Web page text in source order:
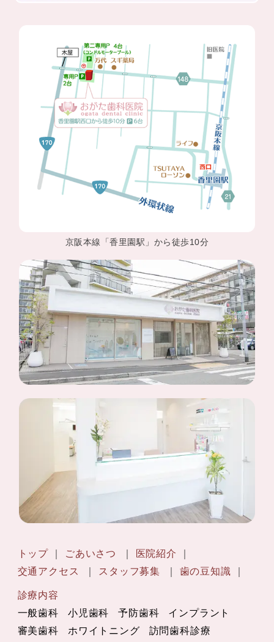
京阪本線「香里園駅」から徒歩10分
トップ ごあいさつ
医院紹介
交通アクセス
スタッフ募集 歯の豆知識
診療内容
一般歯科
小児歯科 予防歯科
インプラント
審美歯科
ホワイトニング 訪問歯科診療